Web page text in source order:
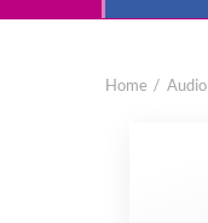
Home Audio